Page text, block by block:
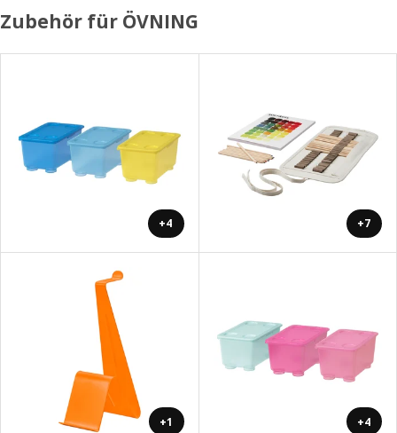
Zubehör für ÖVNING
+4 +7
+1 +4